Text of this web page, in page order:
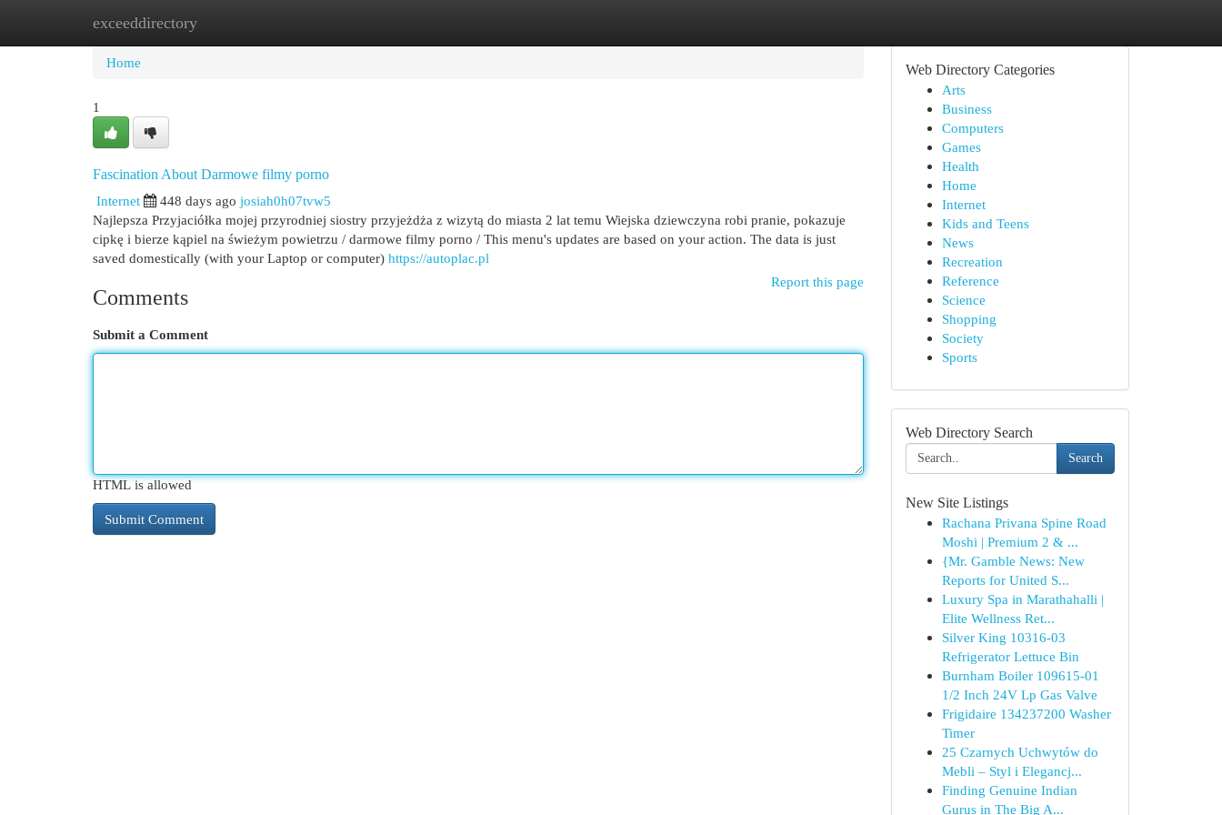
exceeddirectory
Home New Site Listings
Home
1
Fascination About Darmowe filmy porno
Internet
448 days ago josiah0h07tvw5
Najlepsza Przyjaciółka mojej przyrodniej siostry przyjeżdża z wizytą do miasta 2 lat temu Wiejska dziewczyna robi pranie, pokazuje
cipkę i bierze kąpiel na świeżym powietrzu / darmowe filmy porno / This menu's updates are based on your action. The data is just
saved domestically (with your Laptop or computer) https://autoplac.pl
Report this page
Comments
Submit a Comment
HTML is allowed
Web Directory Categories
Arts
Business
Computers
Games
Health
Home
Internet
Kids and Teens
News
Recreation
Reference
Science
Shopping
Society
Sports
Web Directory Search
Search
New Site Listings
Rachana Privana Spine Road
Moshi | Premium 2 & ...
{Mr. Gamble News: New
Reports for United S...
Luxury Spa in Marathahalli |
Elite Wellness Ret...
Silver King 10316-03
Refrigerator Lettuce Bin
Burnham Boiler 109615-01
1/2 Inch 24V Lp Gas Valve
Frigidaire 134237200 Washer
Timer
25 Czarnych Uchwytów do
Mebli – Styl i Elegancj...
Finding Genuine Indian
Gurus in The Big A...